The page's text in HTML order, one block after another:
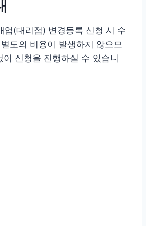
업(대리점) 변경등록 신청 시 수
도의 비용이 발생하지 않으므
이 신청을 진행하실 수 있습니